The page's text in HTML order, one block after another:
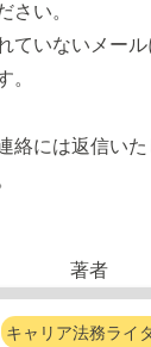
さい。
ていないメー
。
絡には返信い
著者
キャリア法務ライ